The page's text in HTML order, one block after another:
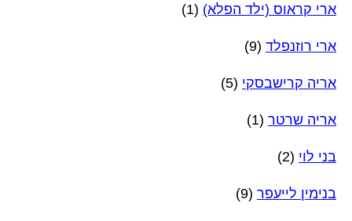
ארי קראוס (ילד הפלא) (1)
ארי רוזנפלד (9)
אריה קרישבסקי (5)
אריה שרטר (1)
בני לוי (2)
בנימין לייעפר (9)